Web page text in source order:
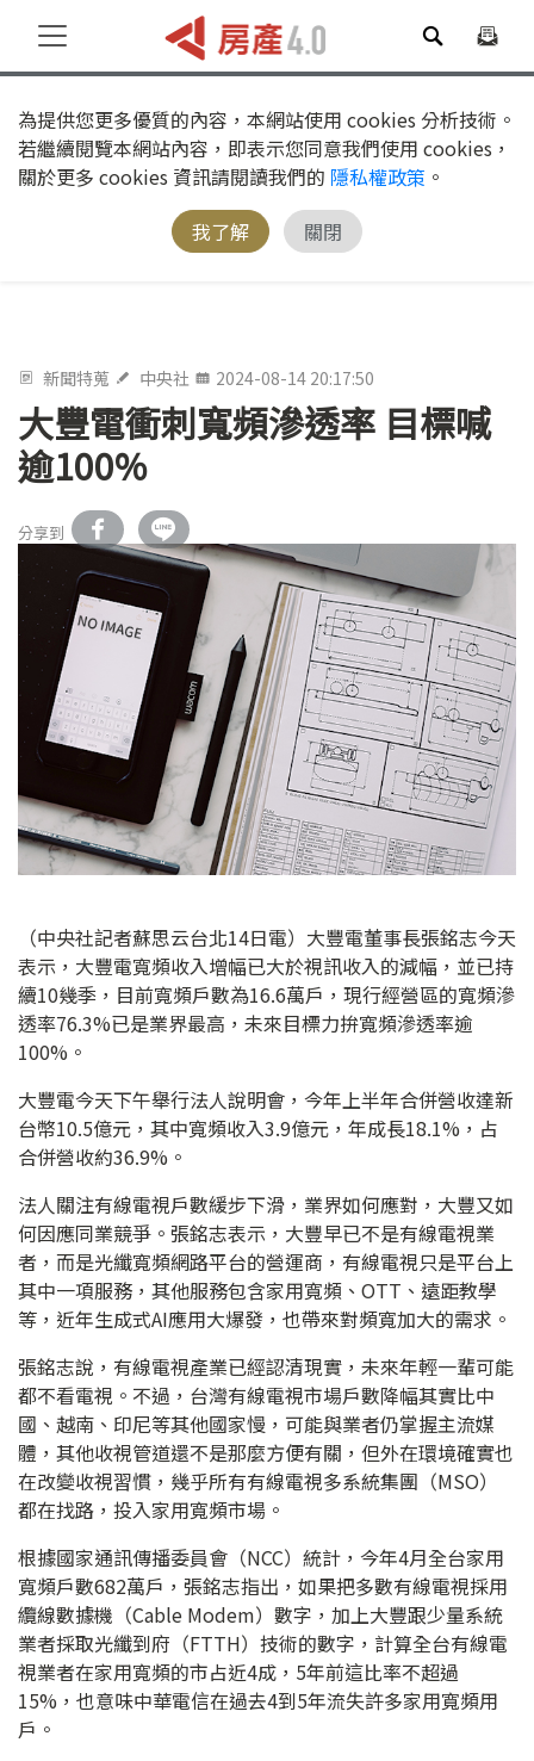
為提供您更多優質的內容，本網站使用 cookies 分析技術。
若繼續閱覽本網站內容，即表示您同意我們使用 cookies，
關於更多 cookies 資訊請閱讀我們的 隱私權政策 。
我了解
關閉
新聞特蒐 中央社 2024-08-14 20:17:50
大豐電衝刺寬頻滲透率 目標喊
逾100%
分享到
（中央社記者蘇思云台北14日電）大豐電董事長張銘志今天
表示，大豐電寬頻收入增幅已大於視訊收入的減幅，並已持
續10幾季，目前寬頻戶數為16.6萬戶，現行經營區的寬頻滲
透率76.3%已是業界最高，未來目標力拚寬頻滲透率逾
100%。
大豐電今天下午舉行法人說明會，今年上半年合併營收達新
台幣10.5億元，其中寬頻收入3.9億元，年成長18.1%，占
合併營收約36.9%。
法人關注有線電視戶數緩步下滑，業界如何應對，大豐又如
何因應同業競爭。張銘志表示，大豐早已不是有線電視業
者，而是光纖寬頻網路平台的營運商，有線電視只是平台上
其中一項服務，其他服務包含家用寬頻、OTT、遠距教學
等，近年生成式AI應用大爆發，也帶來對頻寬加大的需求。
張銘志說，有線電視產業已經認清現實，未來年輕一輩可能
都不看電視。不過，台灣有線電視市場戶數降幅其實比中
國、越南、印尼等其他國家慢，可能與業者仍掌握主流媒
體，其他收視管道還不是那麼方便有關，但外在環境確實也
在改變收視習慣，幾乎所有有線電視多系統集團（MSO）
都在找路，投入家用寬頻市場。
根據國家通訊傳播委員會（NCC）統計，今年4月全台家用
寬頻戶數682萬戶，張銘志指出，如果把多數有線電視採用
纜線數據機（Cable Modem）數字，加上大豐跟少量系統
業者採取光纖到府（FTTH）技術的數字，計算全台有線電
視業者在家用寬頻的市占近4成，5年前這比率不超過
15%，也意味中華電信在過去4到5年流失許多家用寬頻用
戶。